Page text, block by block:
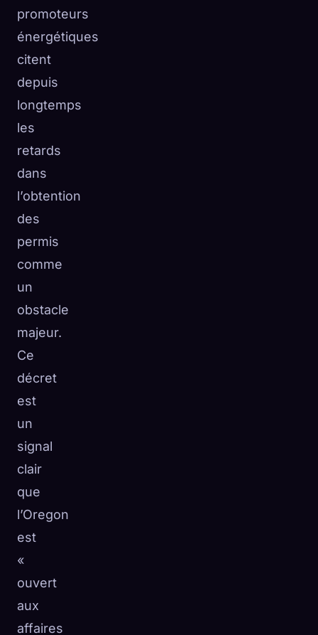
promoteurs
énergétiques
citent
depuis
longtemps
les
retards
dans
l’obtention
des
permis
comme
un
obstacle
majeur.
Ce
décret
est
un
signal
clair
que
l’Oregon
est
«
ouvert
aux
affaires